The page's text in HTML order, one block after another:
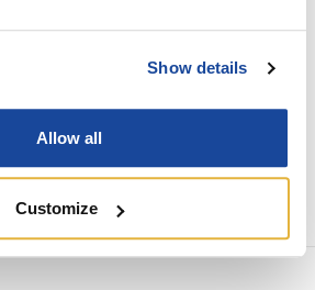
Show details
Allow all
Customize